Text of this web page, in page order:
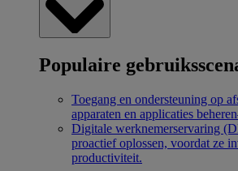
Populaire
Toegang en ondersteuning op
apparaten en applicaties
Digitale werknemerservaring
proactief oplossen, voordat ze
productiviteit.